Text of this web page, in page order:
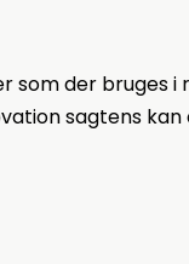
der bruges
sagtens